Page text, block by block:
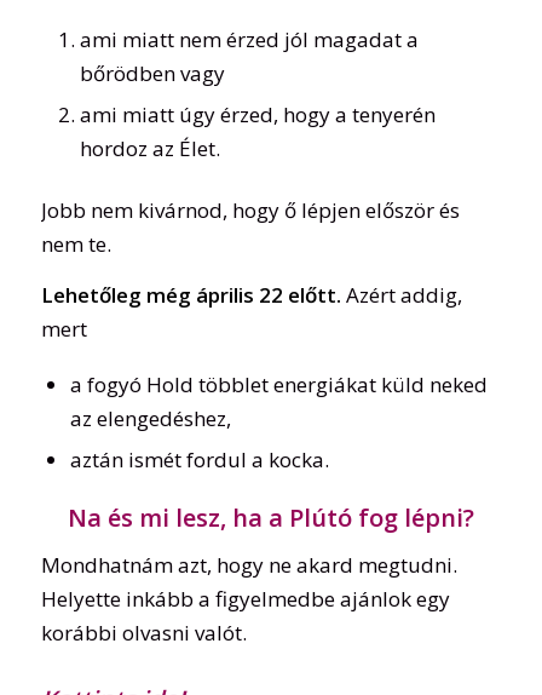
ami miatt nem érzed jól magadat a
bőrödben vagy
ami miatt úgy érzed, hogy a tenyerén
hordoz az Élet.
Jobb nem kivárnod, hogy ő lépjen először és
nem te.
Lehetőleg még április 22 előtt. Azért addig,
mert
a fogyó Hold többlet energiákat küld neked
az elengedéshez,
aztán ismét fordul a kocka.
Na és mi lesz, ha a Plútó fog lépni?
Mondhatnám azt, hogy ne akard megtudni.
Helyette inkább a figyelmedbe ajánlok egy
korábbi olvasni valót.